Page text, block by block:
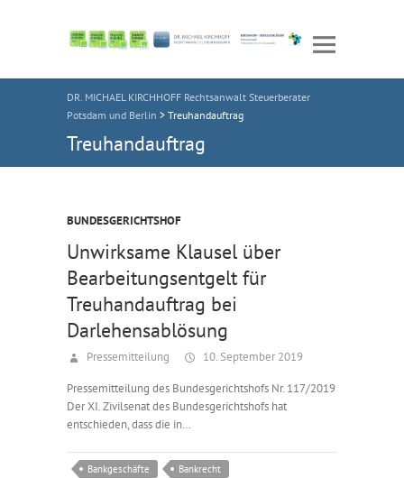
DR. MICHAEL KIRCHHOFF Rechtsanwalt Steuerberater
Potsdam und Berlin > Treuhandauftrag
Treuhandauftrag
BUNDESGERICHTSHOF
Unwirksame Klausel über
Bearbeitungsentgelt für
Treuhandauftrag bei
Darlehensablösung
Pressemitteilung 10. September 2019
Pressemitteilung des Bundesgerichtshofs Nr. 117/2019
Der XI. Zivilsenat des Bundesgerichtshofs hat
entschieden, dass die in…
Bankgeschäfte
Bankrecht